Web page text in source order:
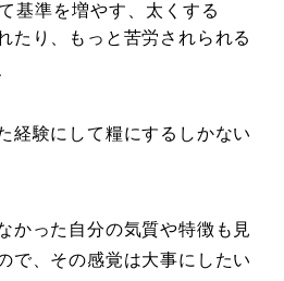
基準を増やす、太くする
たり、もっと苦労されられる
経験にして糧にするしかない
かった自分の気質や特徴も見
で、その感覚は大事にしたい